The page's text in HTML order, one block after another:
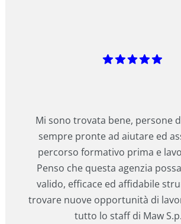
Mi sono trovata bene, persone
sempre pronte ad aiutare ed
percorso formativo prima e
Penso che questa agenzia
valido, efficace ed affidabile
trovare nuove opportunità di
tutto lo staff di Maw